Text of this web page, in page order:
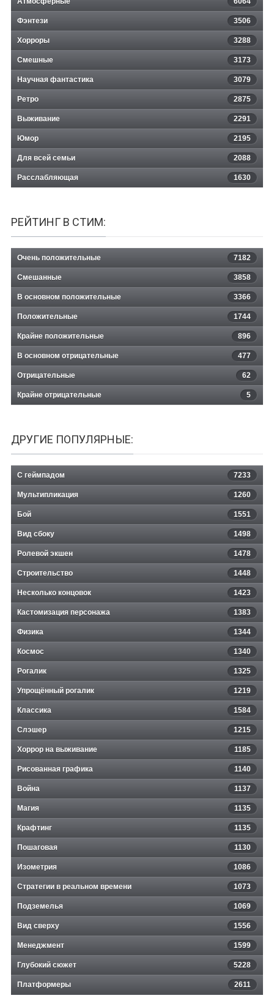
Фэнтези 3506
Хорроры 3288
Смешные 3173
Научная фантастика 3079
Ретро 2875
Выживание 2291
Юмор 2195
Для всей семьи 2088
Расслабляющая 1630
РЕЙТИНГ В СТИМ:
Очень положительные 7182
Смешанные 3858
В основном положительные 3366
Положительные 1744
Крайне положительные 896
В основном отрицательные 477
Отрицательные 62
Крайне отрицательные 5
ДРУГИЕ ПОПУЛЯРНЫЕ:
С геймпадом 7233
Мультипликация 1260
Бой 1551
Вид сбоку 1498
Ролевой экшен 1478
Строительство 1448
Несколько концовок 1423
Кастомизация персонажа 1383
Физика 1344
Космос 1340
Рогалик 1325
Упрощённый рогалик 1219
Классика 1584
Слэшер 1215
Хоррор на выживание 1185
Рисованная графика 1140
Война 1137
Магия 1135
Крафтинг 1135
Пошаговая 1130
Изометрия 1086
Стратегии в реальном времени 1073
Подземелья 1069
Вид сверху 1556
Менеджмент 1599
Глубокий сюжет 5228
Платформеры 2611